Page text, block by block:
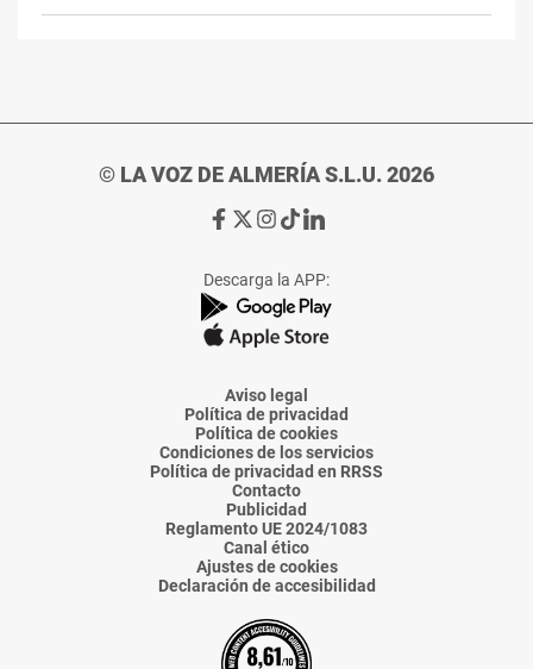
© LA VOZ DE ALMERÍA S.L.U. 2026
Ir
de
La
Voz
Almería
Ir
de
La
Voz
Almería
Ir
de
La
Voz
Almería
Ir
de
La
Voz
Almería
Ir
de
La
Voz
Descarga la APP:
Aviso legal
Política de privacidad
Política de cookies
Condiciones de los servicios
Política de privacidad en RRSS
Contacto
Publicidad
Reglamento UE 2024/1083
Canal ético
Ajustes de cookies
Declaración de accesibilidad